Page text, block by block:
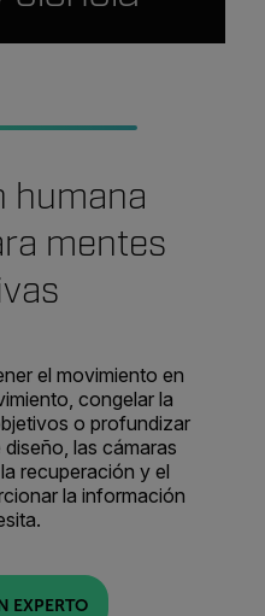
humana
mentes
el movimiento en
congelar la
o profundizar
las cámaras
recuperación y el
la información
EXPERTO